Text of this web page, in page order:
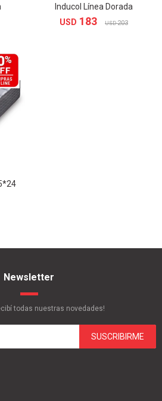
Inducol Línea Dorada
USD 183 USD 203
Newsletter
todas nuestras novedades!
SUSCRIBIRME